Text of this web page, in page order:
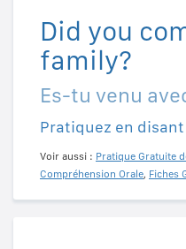
Did you
family?
Es-tu venu
Pratiquez en
Voir aussi : Pratique Gratuite
Compréhension Orale, Fiches